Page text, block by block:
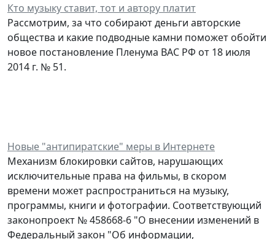
Кто музыку ставит, тот и автору платит
Рассмотрим, за что собирают деньги авторские
общества и какие подводные камни поможет обойти
новое постановление Пленума ВАС РФ от 18 июля
2014 г. № 51.
Новые "антипиратские" меры в Интернете
Механизм блокировки сайтов, нарушающих
исключительные права на фильмы, в скором
времени может распространиться на музыку,
программы, книги и фотографии. Соответствующий
законопроект № 458668-6 "О внесении изменений в
Федеральный закон "Об информации,